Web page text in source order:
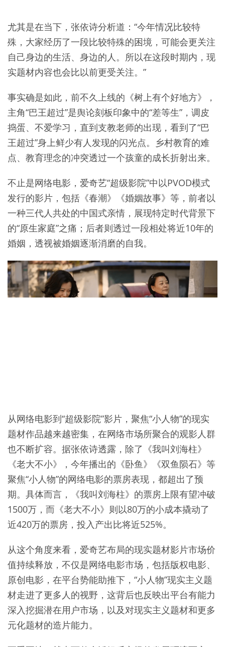
尤其是在当下，张依诗分析道：“今年情况比较特
殊，大家经历了一段比较特殊的困境，可能会更关注
自己身边的生活、身边的人。所以在这段时期内，现
实题材内容也会比以前更受关注。”
事实确是如此，前不久上线的《树上有个好地方》，
主角“巴王超过”是舆论刻板印象中的“差等生”，调皮
捣蛋、不爱学习，直到支教老师的出现，看到了“巴
王超过”身上鲜少有人发现的闪光点。乡村教育的难
点、教育理念的冲突透过一个孩童的成长折射出来。
不止是网络电影，爱奇艺“超级影院”中以PVOD模式
发行的影片，包括《春潮》《婚姻故事》等，前者以
一种三代人共处的中国式亲情，展现特定时代背景下
的“原生家庭”之痛；后者则透过一段相处将近10年的
婚姻，透视被婚姻逐渐消磨的自我。
从网络电影到“超级影院”影片，聚焦“小人物”的现实
题材作品越来越密集，在网络市场所聚合的观影人群
也不断扩容。据张依诗透露，除了《我叫刘海柱》
《老大不小》，今年播出的《卧鱼》《双鱼陨石》等
聚焦“小人物”的网络电影的票房表现，都超出了预
期。具体而言，《我叫刘海柱》的票房上限有望冲破
1500万，而《老大不小》则以80万的小成本撬动了
近420万的票房，投入产出比将近525%。
从这个角度来看，爱奇艺布局的现实题材影片市场价
值持续释放，不仅是网络电影市场，包括版权电影、
原创电影，在平台势能助推下，“小人物”现实主义题
材走进了更多人的视野，这背后也反映出平台有能力
深入挖掘潜在用户市场，以及对现实主义题材和更多
元化题材的造片能力。